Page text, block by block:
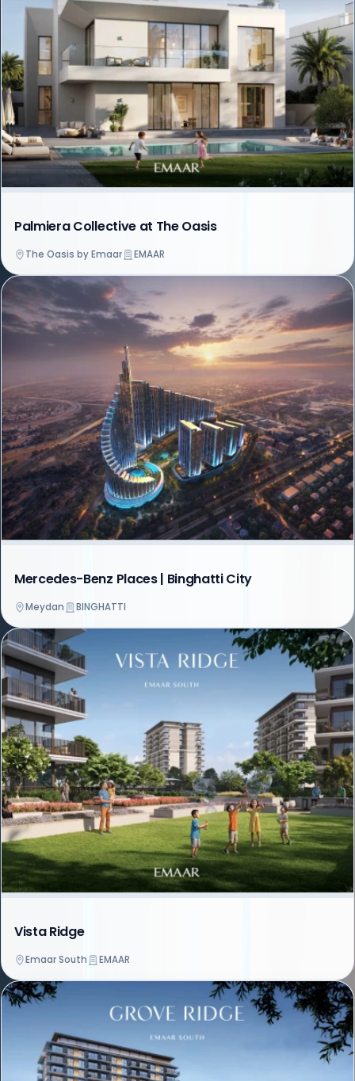
Palmiera Collective at The Oasis
The Oasis by Emaar EMAAR
Mercedes-Benz Places | Binghatti City
Meydan BINGHATTI
Vista Ridge
Emaar South EMAAR